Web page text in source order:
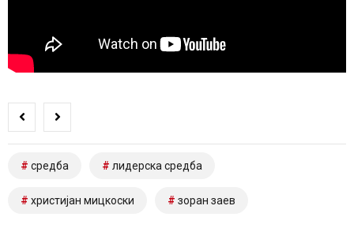
средба лидерска средба
христијан мицкоски зоран заев